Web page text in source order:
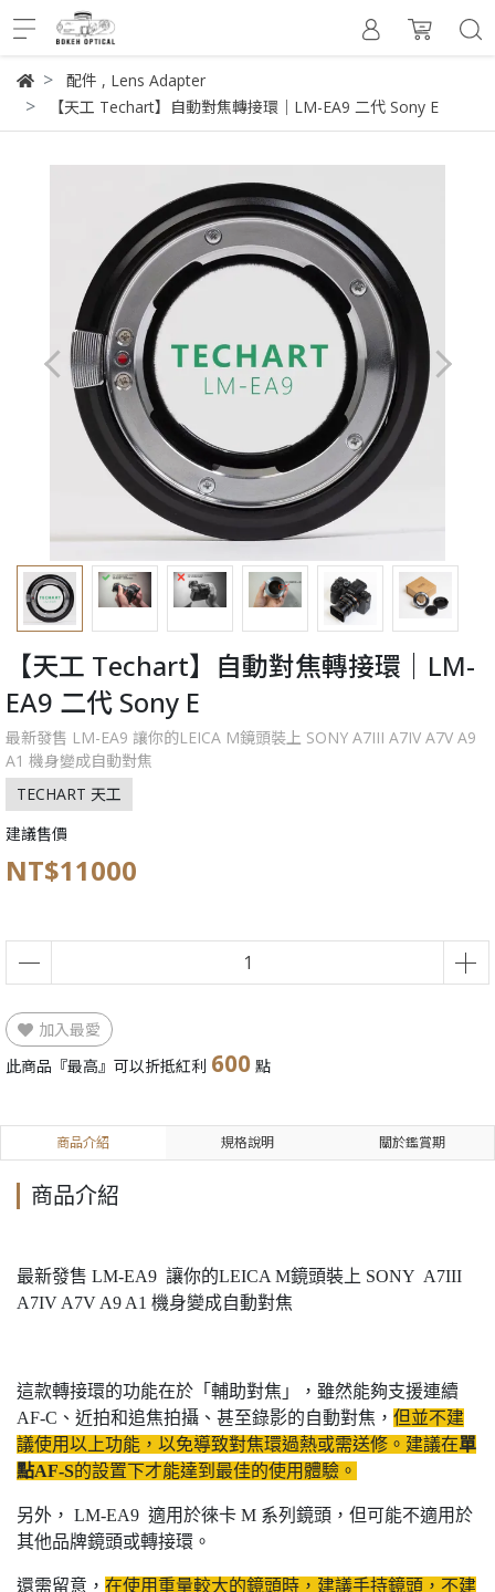
配件 , Lens Adapter
【天工 Techart】自動對焦轉接環｜LM-EA9 二代 Sony E
【天工 Techart】自動對焦轉接環｜LM-
EA9 二代 Sony E
最新發售 LM-EA9 讓你的LEICA M鏡頭裝上 SONY A7III A7IV A7V A9
A1 機身變成自動對焦
TECHART 天工
建議售價
NT$11000
加入最愛
此商品『最高』可以折抵紅利 600 點
商品介紹 規格說明 關於鑑賞期
商品介紹
最新發售 LM-EA9 讓你的LEICA M鏡頭裝上 SONY A7III
A7IV A7V A9 A1 機身變成自動對焦
這款轉接環的功能在於「輔助對焦」，雖然能夠支援連續
AF-C、近拍和追焦拍攝、甚至錄影的自動對焦， 但並不建
議使用以上功能，以免導致對焦環過熱或需送修。建議在單
點AF-S的設置下才能達到最佳的使用體驗。
另外， LM-EA9 適用於徠卡 M 系列鏡頭，但可能不適用於
其他品牌鏡頭或轉接環。
還需留意， 在使用重量較大的鏡頭時，建議手持鏡頭，不建